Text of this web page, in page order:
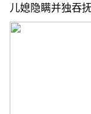
儿媳隐瞒并独吞
庭，法院判了！